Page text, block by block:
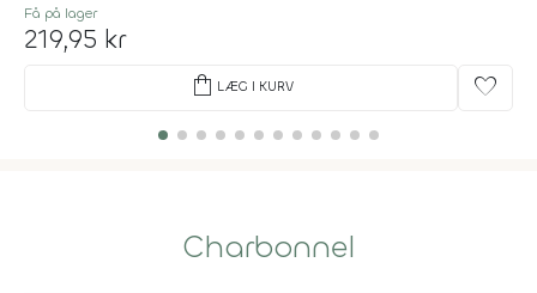
Få på lager
219,95 kr
shopping_bag LÆG I KURV favorite
Charbonnel